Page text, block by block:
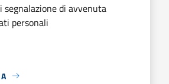
segnalazione di avvenuta
personali